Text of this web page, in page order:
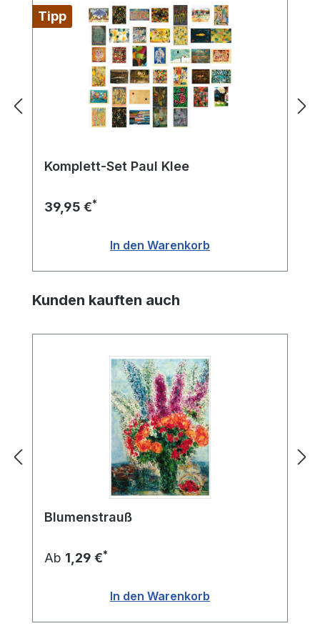
Tipp
Komplett-Set Paul Klee
39,95 €*
In den Warenkorb
Produktgalerie überspringen
Kunden kauften auch
Blumenstrauß
Ab 1,29 €*
In den Warenkorb